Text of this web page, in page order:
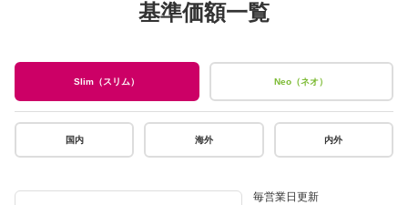
基準価額一覧
Slim（スリム） Neo（ネオ）
国内 海外 内外
毎営業日更新